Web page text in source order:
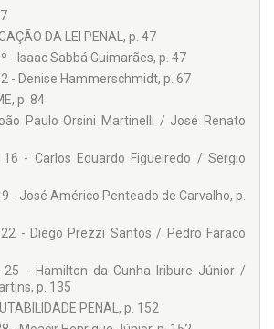
doutorado) da PUCPR. Desembargador
ex-presidente do Tribunal Regional Federal
Nacional de Justiça do Ministério
Pública e Promotor de Justiça nos
São Paulo.
Diretora de Penal Internacional da
de Juízes (UIJ). Conselheira da
do Congresso Internacional
de diversos livros e artigos. Juíza
(2023) e tutora pela EJUD - PR
da revista jurídica do TJ-DF. Atualmente é
Substituta do Tribunal de Justiça do
Eroud
Moraes
DA LEI PENAL, p. 47
- Isaac Sabbá Guimarães, p. 47
- Denise Hammerschmidt, p. 67
p. 84
Paulo Orsini Martinelli / José Renato
16 - Carlos Eduardo Figueiredo / Sergio
- José Américo Penteado de Carvalho, p.
22 - Diego Prezzi Santos / Pedro Faraco
25 - Hamilton da Cunha Iribure Júnior /
p. 135
PENAL, p. 152